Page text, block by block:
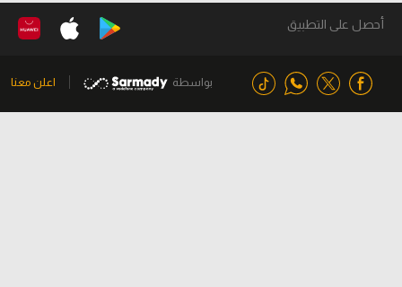
أحصل على التطبيق
بواسطة اعلن معنا